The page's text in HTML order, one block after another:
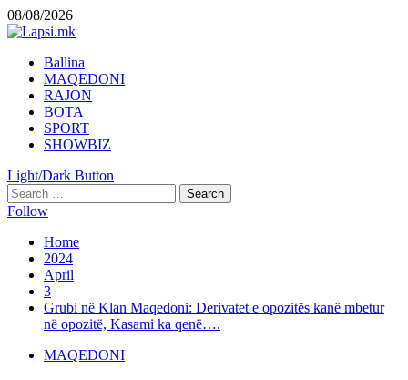
Skip
to
08/08/2026
Primary
Menu
Ballina
MAQEDONI
RAJON
BOTA
SPORT
SHOWBIZ
Light/Dark Button
Search
for:
Follow
Home
2024
April
3
Grubi në Klan Maqedoni: Derivatet e opozitës kanë mbetur
në opozitë, Kasami ka qenë….
MAQEDONI